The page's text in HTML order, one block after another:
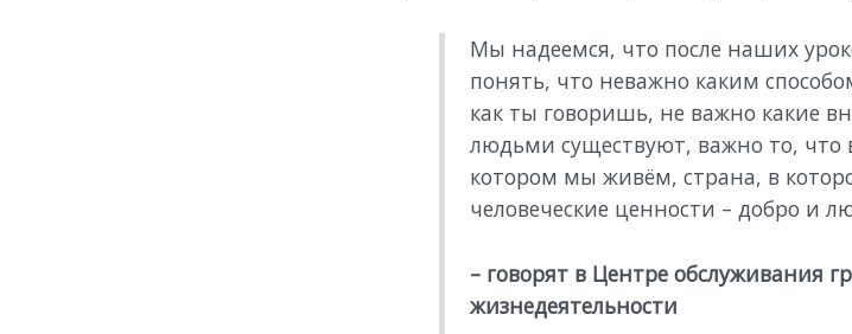
Мы надеемся, что после наших
понять, что неважно каким
как ты говоришь, не важно какие
людьми существуют, важно то, что
котором мы живём, страна, в
человеческие ценности – добро и
– говорят в Центре обслуживания
жизнедеятельности